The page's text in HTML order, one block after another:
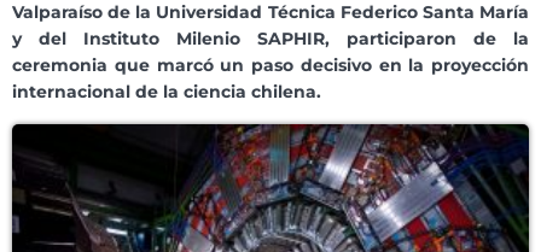
Valparaíso de la Universidad Técnica Federico Santa María
y del Instituto Milenio SAPHIR, participaron de la
ceremonia que marcó un paso decisivo en la proyección
internacional de la ciencia chilena.